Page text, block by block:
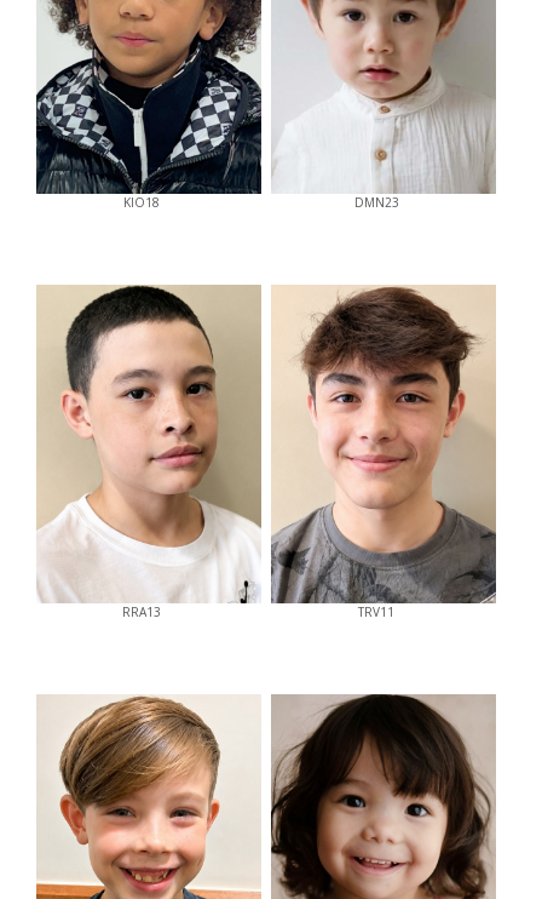
KIO18 DMN23
RRA13 TRV11